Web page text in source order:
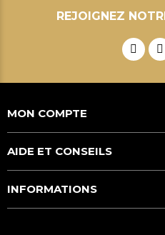
REJOIGNEZ
MON COMPTE
AIDE ET CONSEILS
INFORMATIONS